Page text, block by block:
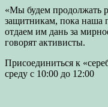
«Мы будем продолжать
защитникам, пока наша
отдаем им дань за
говорят активисты.
Присоединиться к
среду с 10:00 до 12:00